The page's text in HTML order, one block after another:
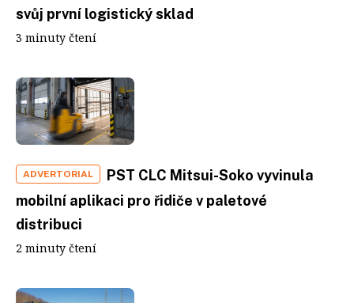
svůj první logistický sklad
3 minuty čtení
ADVERTORIAL
PST CLC Mitsui-Soko vyvinula
mobilní aplikaci pro řidiče v paletové
distribuci
2 minuty čtení